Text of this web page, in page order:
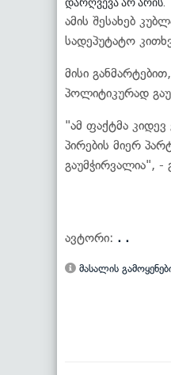
ამის შესახებ
სადეპუტატო
მისი
პოლიტიკურად
"ამ ფაქტმა
პირების მიერ
გაუმჭირვალია", -
ავტორი: . .
მასალის